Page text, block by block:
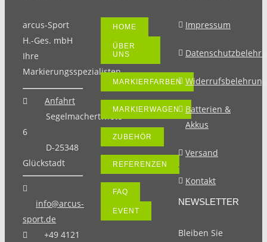
arcus-Sport
H.-Ges. mbH
Ihre
Markierungsspezialisten.
Anfahrt
Segelmachertwiete
6
D-25348
Glückstadt
info@arcus-
sport.de
+49 4121
HOME
ÜBER
UNS
MARKIERFARBEN
MARKIERWAGEN
ZUBEHÖR
REFERENZEN
FAQ
EVENT
Impressum
Widerrufsbelehrung
Batterien &
Akkus
Versand
Kontakt
NEWSLETTER
Bleiben Sie